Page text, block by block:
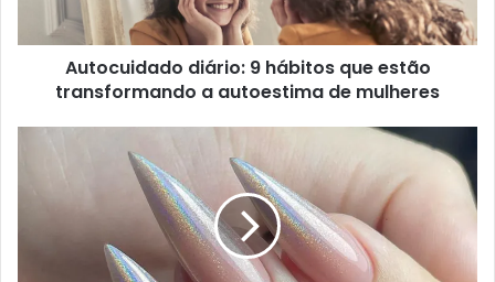
Autocuidado diário: 9 hábitos que estão
transformando a autoestima de mulheres